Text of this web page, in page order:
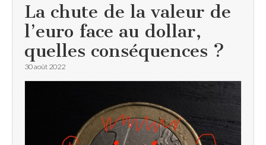
La chute de la valeur de
l’euro face au dollar,
quelles conséquences ?
30 août 2022